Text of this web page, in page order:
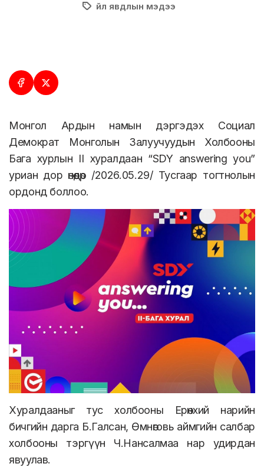
Үйл явдлын мэдээ
Монгол Ардын намын дэргэдэх Социал
Демократ Монголын Залуучуудын Холбооны
Бага хурлын II хуралдаан “SDY answering you”
уриан дор өнөөдөр /2026.05.29/ Тусгаар тогтнолын
ордонд боллоо.
Хуралдааныг тус холбооны Ерөнхий нарийн
бичгийн дарга Б.Галсан, Өмнөговь аймгийн салбар
холбооны тэргүүн Ч.Нансалмаа нар удирдан
явуулав.